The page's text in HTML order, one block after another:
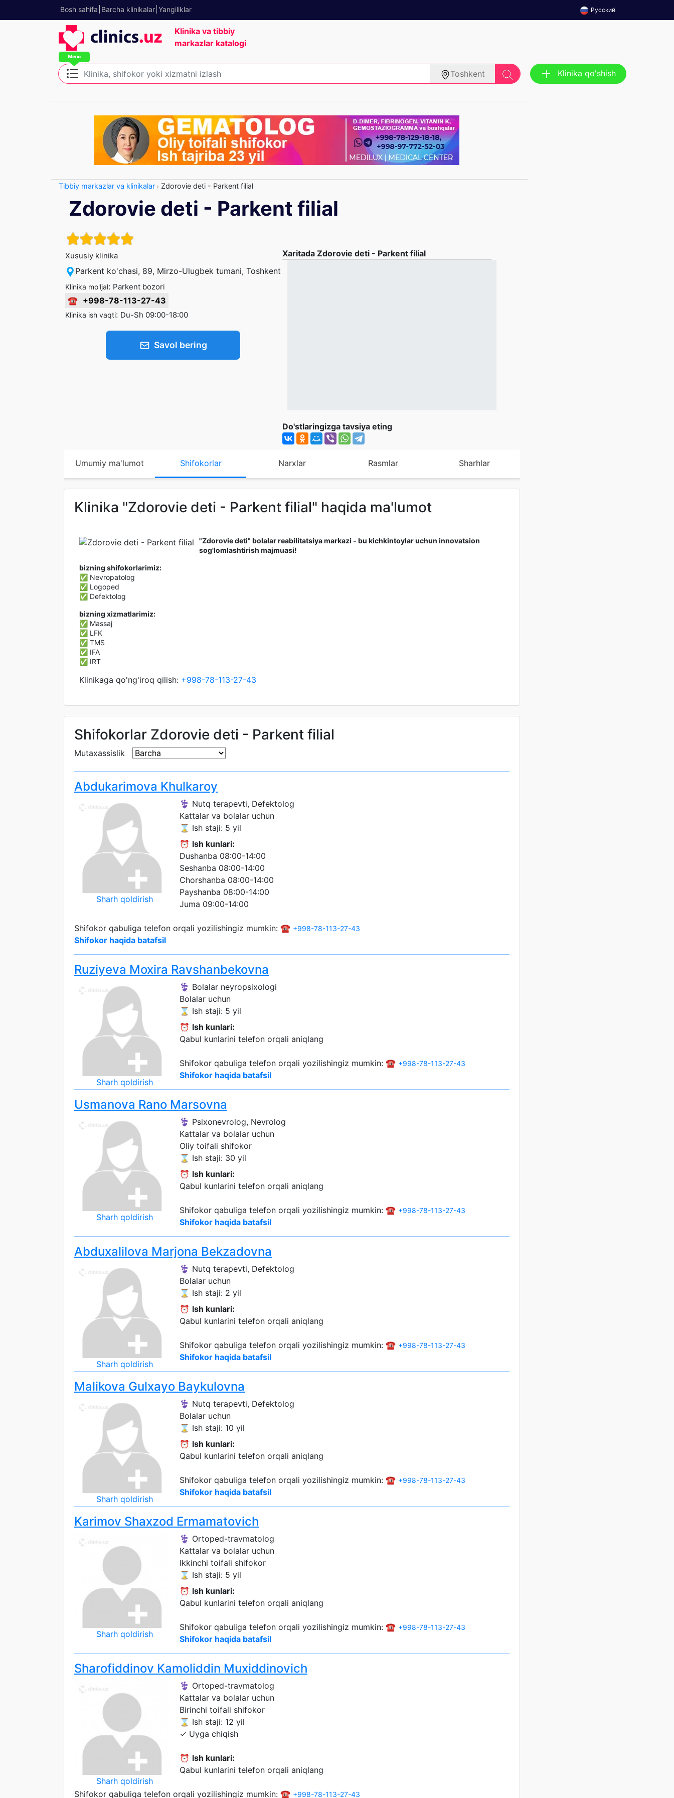
Bosh sahifa Barcha klinikalar Yangiliklar Русский
Klinika va tibbiy
markazlar katalogi
Toshkent Klinika qo'shish
Tibbiy markazlar va klinikalar Zdorovie deti - Parkent filial
Zdorovie deti - Parkent filial
Xususiy klinika
Parkent ko'chasi, 89, Mirzo-Ulugbek tumani, Toshkent
Klinika mo'ljal: Parkent bozori
☎ +998-78-113-27-43
Klinika ish vaqti: Du-Sh 09:00-18:00
Savol bering
Xaritada Zdorovie deti - Parkent filial
Do'stlaringizga tavsiya eting
Umumiy ma'lumot Shifokorlar Narxlar Rasmlar Sharhlar
Klinika "Zdorovie deti - Parkent filial" haqida ma'lumot
"Zdorovie deti" bolalar reabilitatsiya markazi - bu kichkintoylar uchun innovatsion
sog'lomlashtirish majmuasi!
bizning shifokorlarimiz:
✅ Nevropatolog
✅ Logoped
✅ Defektolog
bizning xizmatlarimiz:
✅ Massaj
✅ LFK
✅ TMS
✅ IFA
✅ IRT
Klinikaga qo'ng'iroq qilish: +998-78-113-27-43
Shifokorlar Zdorovie deti - Parkent filial
Mutaxassislik
Abdukarimova Khulkaroy
Sharh qoldirish
⚕️ Nutq terapevti, Defektolog
Kattalar va bolalar uchun
⌛ Ish staji: 5 yil
⏰ Ish kunlari:
Dushanba 08:00-14:00
Seshanba 08:00-14:00
Chorshanba 08:00-14:00
Payshanba 08:00-14:00
Juma 09:00-14:00
Shifokor qabuliga telefon orqali yozilishingiz mumkin: ☎️ +998-78-113-27-43
Shifokor haqida batafsil
Ruziyeva Moxira Ravshanbekovna
Sharh qoldirish
⚕️ Bolalar neyropsixologi
Bolalar uchun
⌛ Ish staji: 5 yil
⏰ Ish kunlari:
Qabul kunlarini telefon orqali aniqlang
Shifokor qabuliga telefon orqali yozilishingiz mumkin: ☎️ +998-78-113-27-43
Shifokor haqida batafsil
Usmanova Rano Marsovna
Sharh qoldirish
⚕️ Psixonevrolog, Nevrolog
Kattalar va bolalar uchun
Oliy toifali shifokor
⌛ Ish staji: 30 yil
⏰ Ish kunlari:
Qabul kunlarini telefon orqali aniqlang
Shifokor qabuliga telefon orqali yozilishingiz mumkin: ☎️ +998-78-113-27-43
Shifokor haqida batafsil
Abduxalilova Marjona Bekzadovna
Sharh qoldirish
⚕️ Nutq terapevti, Defektolog
Bolalar uchun
⌛ Ish staji: 2 yil
⏰ Ish kunlari:
Qabul kunlarini telefon orqali aniqlang
Shifokor qabuliga telefon orqali yozilishingiz mumkin: ☎️ +998-78-113-27-43
Shifokor haqida batafsil
Malikova Gulxayo Baykulovna
Sharh qoldirish
⚕️ Nutq terapevti, Defektolog
Bolalar uchun
⌛ Ish staji: 10 yil
⏰ Ish kunlari:
Qabul kunlarini telefon orqali aniqlang
Shifokor qabuliga telefon orqali yozilishingiz mumkin: ☎️ +998-78-113-27-43
Shifokor haqida batafsil
Karimov Shaxzod Ermamatovich
Sharh qoldirish
⚕️ Ortoped-travmatolog
Kattalar va bolalar uchun
Ikkinchi toifali shifokor
⌛ Ish staji: 5 yil
⏰ Ish kunlari:
Qabul kunlarini telefon orqali aniqlang
Shifokor qabuliga telefon orqali yozilishingiz mumkin: ☎️ +998-78-113-27-43
Shifokor haqida batafsil
Sharofiddinov Kamoliddin Muxiddinovich
Sharh qoldirish
⚕️ Ortoped-travmatolog
Kattalar va bolalar uchun
Birinchi toifali shifokor
⌛ Ish staji: 12 yil
✓ Uyga chiqish
⏰ Ish kunlari:
Qabul kunlarini telefon orqali aniqlang
Shifokor qabuliga telefon orqali yozilishingiz mumkin: ☎️ +998-78-113-27-43